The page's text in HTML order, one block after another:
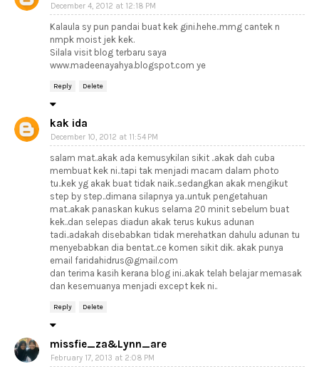
December 4, 2012 at 12:18 PM
Kalaula sy pun pandai buat kek gini.hehe..mmg cantek n
nmpk moist jek kek.
Silala visit blog terbaru saya
www.madeenayahya.blogspot.com ye
Reply Delete
kak ida
December 10, 2012 at 11:54 PM
salam mat..akak ada kemusykilan sikit ..akak dah cuba
membuat kek ni..tapi tak menjadi macam dalam photo
tu..kek yg akak buat tidak naik..sedangkan akak mengikut
step by step..dimana silapnya ya..untuk pengetahuan
mat..akak panaskan kukus selama 20 minit sebelum buat
kek..dan selepas diadun akak terus kukus adunan
tadi..adakah disebabkan tidak merehatkan dahulu adunan tu
menyebabkan dia bentat..ce komen sikit dik. akak punya
email faridahidrus@gmail.com
dan terima kasih kerana blog ini..akak telah belajar memasak
dan kesemuanya menjadi except kek ni..
Reply Delete
missfie_za&Lynn_are
February 17, 2013 at 2:08 PM